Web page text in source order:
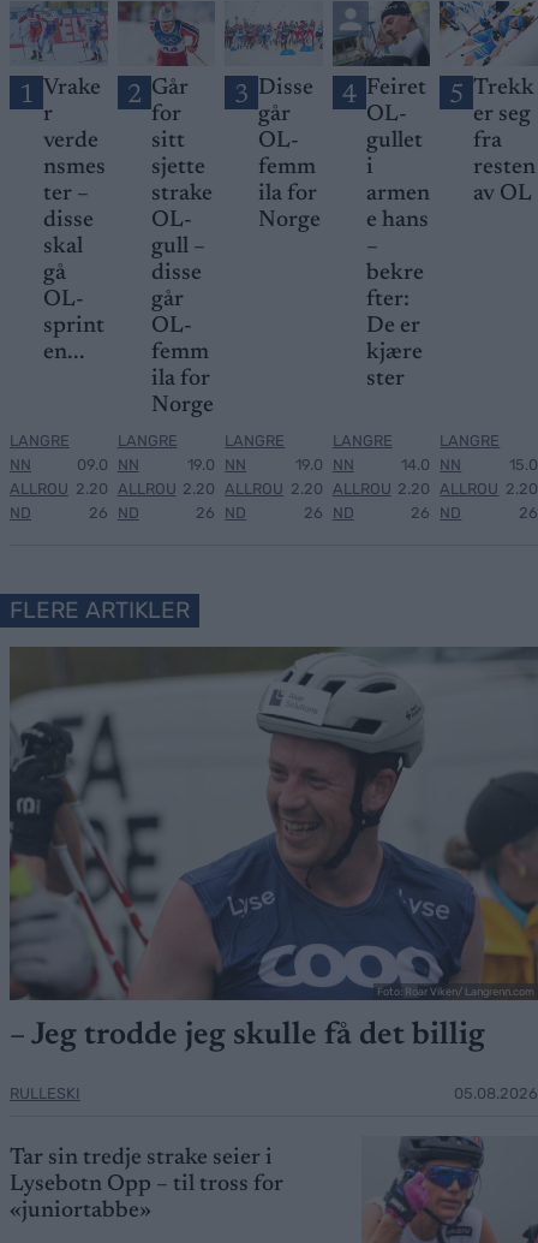
1 Vrake
r
verde
nsmes
ter –
disse
skal
gå
OL-
sprint
en...
LANGRE
NN
ALLROU
ND
09.0
2.20
26
2 Går
for
sitt
sjette
strake
OL-
gull –
disse
går
OL-
femm
ila for
Norge
LANGRE
NN
ALLROU
ND
19.0
2.20
26
3 Disse
går
OL-
femm
ila for
Norge
LANGRE
NN
ALLROU
ND
19.0
2.20
26
4 Feiret
OL-
gullet
i
armen
e hans
–
bekre
fter:
De er
kjære
ster
LANGRE
NN
ALLROU
ND
14.0
2.20
26
5 Trekk
er seg
fra
resten
av OL
LANGRE
NN
ALLROU
ND
15.0
2.20
26
FLERE ARTIKLER
Foto: Roar Viken/ Langrenn.com
– Jeg trodde jeg skulle få det billig
RULLESKI 05.08.2026
Tar sin tredje strake seier i
Lysebotn Opp – til tross for
«juniortabbe»